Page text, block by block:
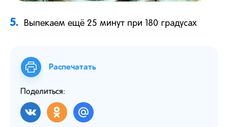
5. Выпекаем ещё 25 минут при 180 градусах
Распечатать
Поделиться: